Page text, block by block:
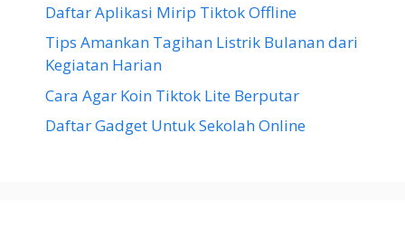
Daftar Aplikasi Mirip Tiktok Offline
Tips Amankan Tagihan Listrik Bulanan dari
Kegiatan Harian
Cara Agar Koin Tiktok Lite Berputar
Daftar Gadget Untuk Sekolah Online